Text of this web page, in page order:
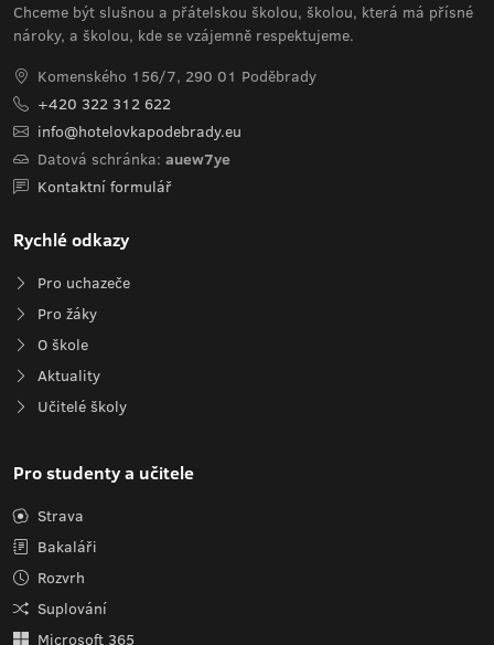
Chceme být slušnou a přátelskou školou, školou, která má přísné
nároky, a školou, kde se vzájemně respektujeme.
Komenského 156/7, 290 01 Poděbrady
+420 322 312 622
info@hotelovkapodebrady.eu
Datová schránka: auew7ye
Kontaktní formulář
Rychlé odkazy
Pro uchazeče
Pro žáky
O škole
Aktuality
Učitelé školy
Pro studenty a učitele
Strava
Bakaláři
Rozvrh
Suplování
Microsoft 365